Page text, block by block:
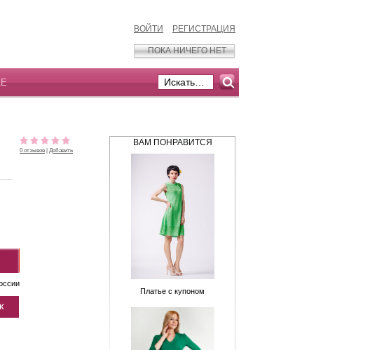
ВОЙТИ РЕГИСТРАЦИЯ
ПОКА НИЧЕГО НЕТ
ВАМ ПОНРАВИТСЯ
Платье с купоном
0 отзывов Добавить